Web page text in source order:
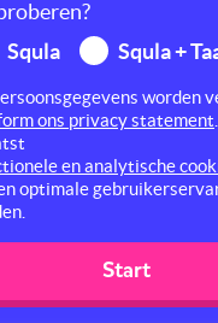
Squla
Squla +
worden
ons privacy statement
en analytische
optimale
Start